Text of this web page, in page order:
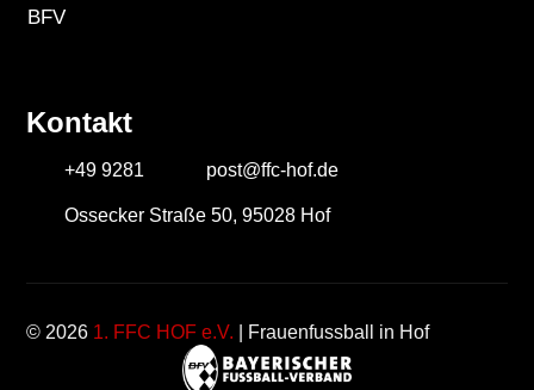
BFV
Kontakt
+49 9281 post@ffc-hof.de
Ossecker Straße 50, 95028 Hof
© 2026 1. FFC HOF e.V. | Frauenfussball in Hof